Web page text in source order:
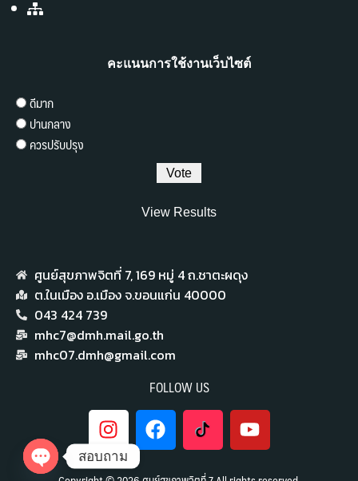
คะแนนการใช้งานเว็บไซต์
ดีมาก
ปานกลาง
ควรปรับปรุง
View Results
ศูนย์สุขภาพจิตที่ 7,​ 169 หมู่ 4 ถ.ชาตะผดุง
ต.ในเมือง อ.เมือง จ.ขอนแก่น 40000
043 424 739
mhc7@dmh.mail.go.th
mhc07.dmh@gmail.com
FOLLOW US
สอบถาม